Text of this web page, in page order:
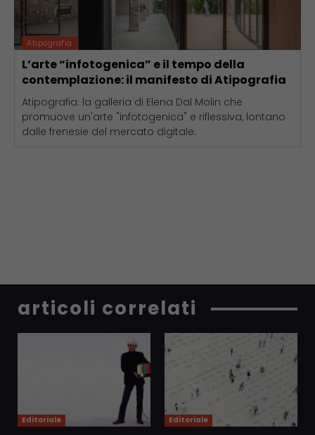
Atipografia
L’arte “infotogenica” e il tempo della
contemplazione: il manifesto di Atipografia
Atipografia: la galleria di Elena Dal Molin che
promuove un'arte "infotogenica" e riflessiva, lontano
dalle frenesie del mercato digitale.
articoli correlati
Editoriale Editoriale